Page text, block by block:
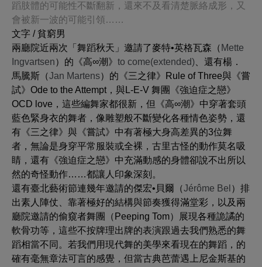
蹈肢體的可能性不斷翻新，還來不及看清楚脈絡成形，又
會被新一波的可能引領……
文字 / 貧窮男
兩廳院近兩次「舞蹈秋天」邀請了麥特•英格瓦森（ Mette
Ingvartsen）的《高∞潮》 to come(extended)、還有楊．
馬騰斯（Jan Martens）的《三之律》 Rule of Three與《嘗
試》 Ode to the Attempt，與L-E-V 舞團《強迫症之戀》
OCD love ，這些編舞家都很新，但《高∞潮》中穿著套頭
藍色緊身衣的舞者，像雕塑般不斷變化各種情色姿勢，還
有《三之律》與《嘗試》中有著極大身高差異的3位舞
者，無論是身穿平常服裝或全裸，古里古怪的動作莫名吸
睛，還有《強迫症之戀》中充滿動感的身體卻說不出所以
然的奇怪動作……都讓人印象深刻。
還有臺北藝術節連幾年邀請的傑宏•貝爾（Jérôme Bel ）排
出素人陣仗、靠著極好的結構與節奏獲得滿堂彩，以及兩
廳院邀請的偷窺者舞團（Peeping Tom）展現各種詭譎的
軟骨功等，這些不按牌理出牌的表演跟過去我們熟悉的舞
蹈相當不同。若我們用現代舞的美學來看現在的舞蹈，的
確有毫無章法可言的感覺，但當古典芭蕾遇上尼金斯基的